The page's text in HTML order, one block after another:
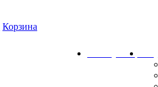
Корзина
Калькулятор